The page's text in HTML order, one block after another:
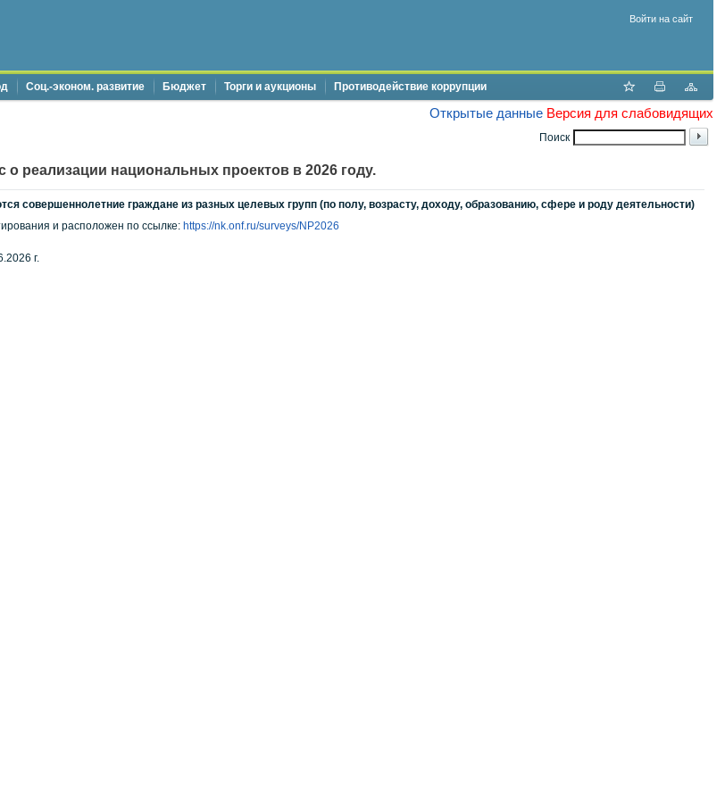
Войти на сайт
Соц.-эконом. развитие Бюджет Торги и аукционы Противодействие коррупции
Открытые данные Версия для слабовидящих
Поиск
реализации национальных проектов в 2026 году.
совершеннолетние граждане из разных целевых групп (по полу, возрасту, доходу, образованию, сфере и роду деятельности)
и расположен по ссылке: https://nk.onf.ru/surveys/NP2026
г.